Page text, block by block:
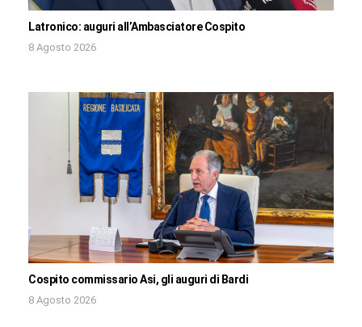
Latronico: auguri all’Ambasciatore Cospito
8 Agosto 2026
Cospito commissario Asi, gli auguri di Bardi
8 Agosto 2026